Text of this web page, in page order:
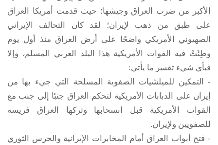
الأكبر من ضرب العراق وجيشها؛ حيث قدمت أمريكا العراق
على طبق من ذهب لإيران؛ لقد كان التحالف الإيراني
الصهيوني الأمريكي واضحًا على أرض العراق منذ أول يوم
وطِئَتْ فيه القوات الأمريكية هذا البلد العربي المسلم، وإلا
فبأي شيء تفسر ما يأتي:
- التمكين للميلشيات الصفوية المسلحة التي جيء بها من
إيران على الدبابات الأمريكية لتحكم العراق جنبًا إلى جنب مع
القوات الأمريكية قبل انسحابها وتركها العراق فريسة
للصفويين ولإيران.
- فتح أبواب العراق أمام المخابرات الإيرانية والحرس الثوري